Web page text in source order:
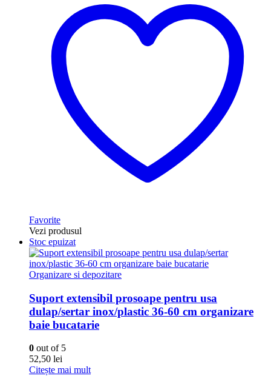
Favorite
Vezi produsul
Stoc epuizat
Organizare si depozitare
Suport extensibil prosoape pentru usa
dulap/sertar inox/plastic 36-60 cm organizare
baie bucatarie
0 out of 5
52,50 lei
Citește mai mult